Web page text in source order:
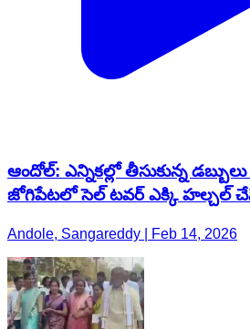
ఆందోల్: ఎన్నికల్లో తీసుకున్న
జోగిపేటలో సెల్ టవర్ ఎక్కి హల్చల్
Andole, Sangareddy | Feb 14, 2026